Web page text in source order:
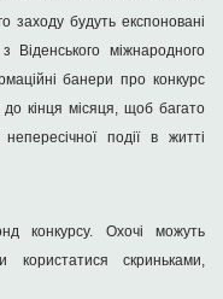
заходу будуть експоновані
Віденського міжнародного
банери про конкурс
до кінця місяця, щоб багато
події в житті
конкурсу. Охочі можуть
скриньками,